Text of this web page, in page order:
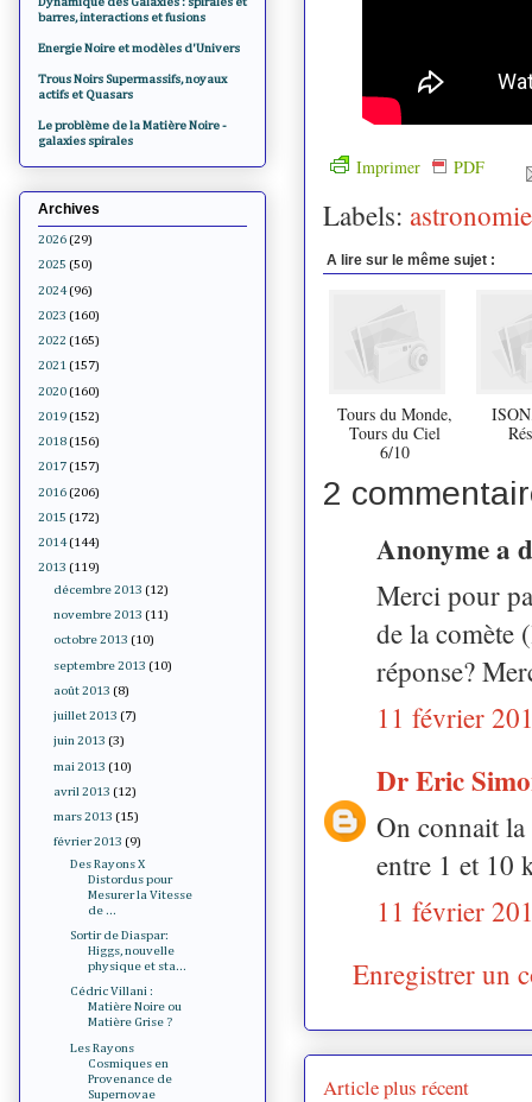
Imprimer PDF
Labels: astronomie
A lire sur le même sujet :
Tours du Monde,
Tours du Ciel
6/10
2
Anonyme a
Merci pour
de la comète
réponse?
11 février
Dr Eric
On connait
entre 1 et 10
11 février
Enregistrer un
Article plus récent
barres, interactions et fusions
Energie Noire et modèles d'Univers
Trous Noirs Supermassifs, noyaux
actifs et Quasars
Le problème de la Matière Noire -
galaxies spirales
Archives
2026 (29)
2025 (50)
2024 (96)
2023 (160)
2022 (165)
2021 (157)
2020 (160)
2019 (152)
2018 (156)
2017 (157)
2016 (206)
2015 (172)
2014 (144)
2013 (119)
décembre 2013 (12)
novembre 2013 (11)
octobre 2013 (10)
septembre 2013 (10)
août 2013 (8)
juillet 2013 (7)
juin 2013 (3)
mai 2013 (10)
avril 2013 (12)
mars 2013 (15)
février 2013 (9)
Des Rayons X
Distordus pour
Mesurer la Vitesse
de ...
Sortir de Diaspar:
Higgs, nouvelle
physique et sta...
Cédric Villani :
Matière Noire ou
Matière Grise ?
Les Rayons
Cosmiques en
Provenance de
Supernovae